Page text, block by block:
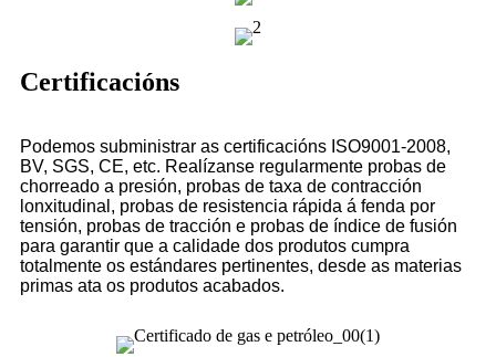
Certificacións
Podemos subministrar as certificacións ISO9001-2008,
BV, SGS, CE, etc. Realízanse regularmente probas de
chorreado a presión, probas de taxa de contracción
lonxitudinal, probas de resistencia rápida á fenda por
tensión, probas de tracción e probas de índice de fusión
para garantir que a calidade dos produtos cumpra
totalmente os estándares pertinentes, desde as materias
primas ata os produtos acabados.